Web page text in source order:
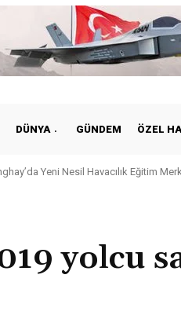
DÜNYA GÜNDEM ÖZEL
Yeni Nesil Havacılık Eğitim
yolcu